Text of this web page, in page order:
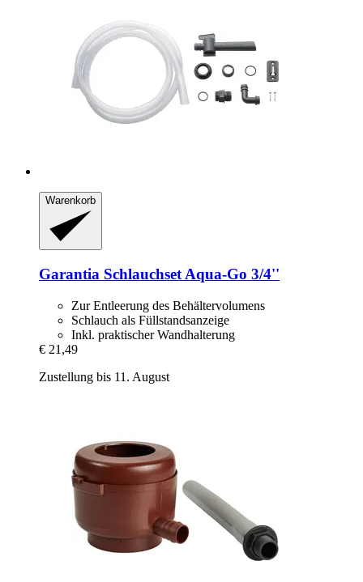
Warenkorb
Garantia Schlauchset Aqua-​Go 3/4''
Zur Entleerung des Behältervolumens
Schlauch als Füllstandsanzeige
Inkl. praktischer Wandhalterung
€ 21,49
Zustellung bis 11. August